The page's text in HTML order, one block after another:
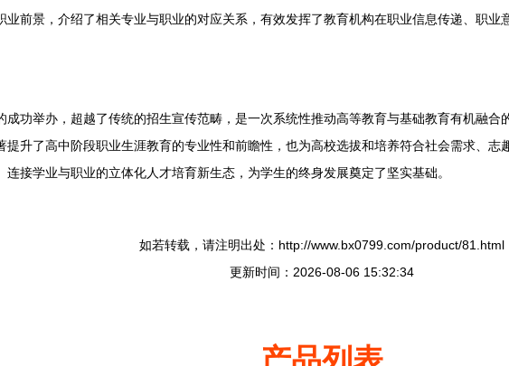
前景，介绍了相关专业与职业的对应关系，有效发挥了教育机构在职业信息传递、职业
成功举办，超越了传统的招生宣传范畴，是一次系统性推动高等教育与基础教育有机融
升了高中阶段职业生涯教育的专业性和前瞻性，也为高校选拔和培养符合社会需求、
接学业与职业的立体化人才培育新生态，为学生的终身发展奠定了坚实基础。
如若转载，请注明出处：http://www.bx0799.com/product/81.html
更新时间：2026-08-06 15:32:34